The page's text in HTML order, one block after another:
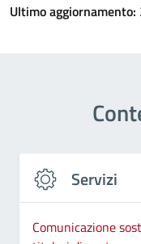
Ultimo aggiornamento:
Servizi
Comunicazione